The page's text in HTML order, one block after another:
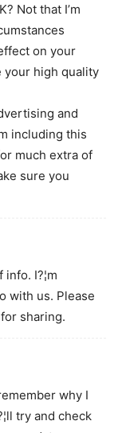
Not that I’m
on your
your high quality
and
including this
much extra of
sure you
I?¦m
with us. Please
sharing.
why I
try and check